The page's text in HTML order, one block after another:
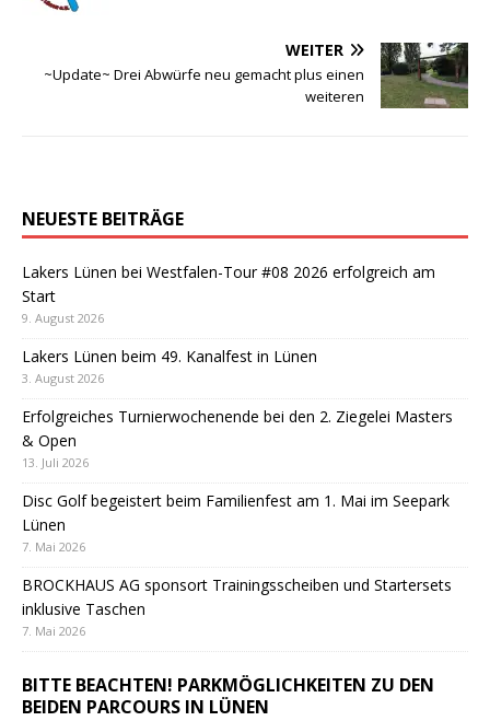
WEITER
~Update~ Drei Abwürfe neu gemacht plus einen
weiteren
NEUESTE BEITRÄGE
Lakers Lünen bei Westfalen-Tour #08 2026 erfolgreich am
Start
9. August 2026
Lakers Lünen beim 49. Kanalfest in Lünen
3. August 2026
Erfolgreiches Turnierwochenende bei den 2. Ziegelei Masters
& Open
13. Juli 2026
Disc Golf begeistert beim Familienfest am 1. Mai im Seepark
Lünen
7. Mai 2026
BROCKHAUS AG sponsort Trainingsscheiben und Startersets
inklusive Taschen
7. Mai 2026
BITTE BEACHTEN! PARKMÖGLICHKEITEN ZU DEN
BEIDEN PARCOURS IN LÜNEN